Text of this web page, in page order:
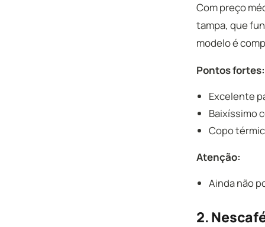
Com preço
tampa, que
modelo é
Pontos fortes:
Excelente
Baixíssimo
Copo
Atenção:
Ainda não
2.